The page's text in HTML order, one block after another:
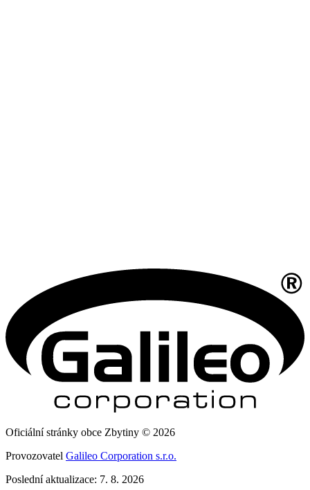
Oficiální stránky obce Zbytiny © 2026
Provozovatel Galileo Corporation s.r.o.
Poslední aktualizace: 7. 8. 2026